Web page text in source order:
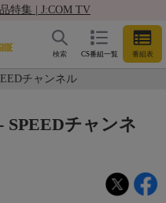
特集 | J:COM TV
CS番組一覧 番組表
検索
チャンネル
SPEEDチャンネ